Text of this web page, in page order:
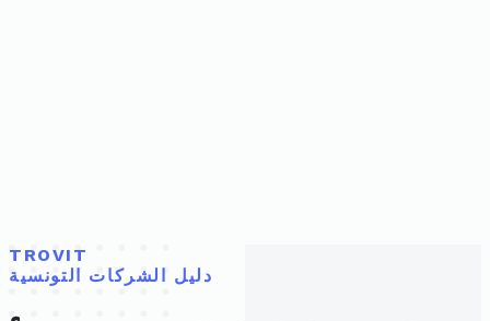
TROVIT
دليل الشركات التونسية